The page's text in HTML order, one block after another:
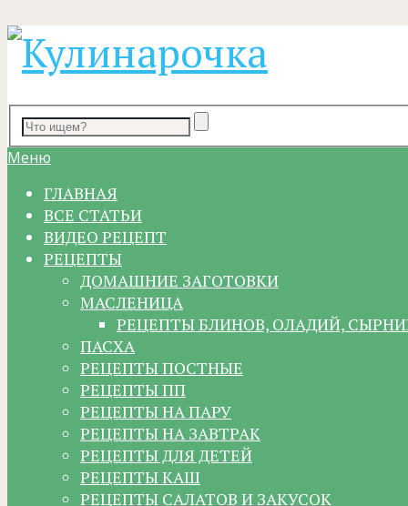
Меню
ГЛАВНАЯ
ВСЕ СТАТЬИ
ВИДЕО РЕЦЕПТ
РЕЦЕПТЫ
ДОМАШНИЕ ЗАГОТОВКИ
МАСЛЕНИЦА
РЕЦЕПТЫ БЛИНОВ, ОЛАДИЙ,
ПАСХА
РЕЦЕПТЫ ПОСТНЫЕ
РЕЦЕПТЫ ПП
РЕЦЕПТЫ НА ПАРУ
РЕЦЕПТЫ НА ЗАВТРАК
РЕЦЕПТЫ ДЛЯ ДЕТЕЙ
РЕЦЕПТЫ КАШ
РЕЦЕПТЫ САЛАТОВ И ЗАКУСОК